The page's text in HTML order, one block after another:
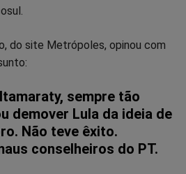
do site Metrópoles, opinou com
sempre tão
demover Lula da ideia de
Não teve êxito.
conselheiros do PT.